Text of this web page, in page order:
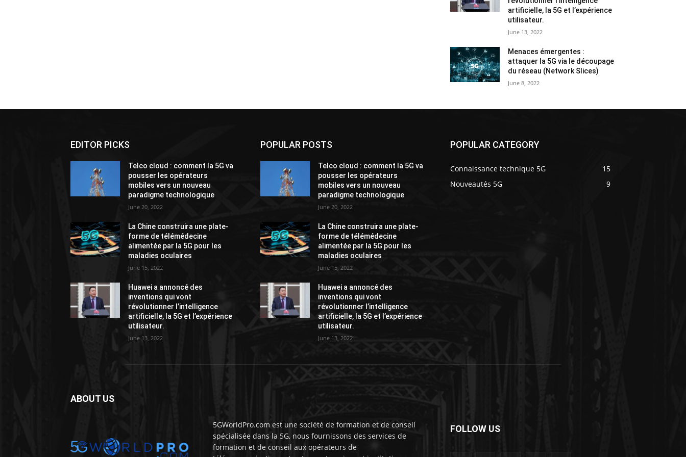
artificielle, la 5G et l’expérience
utilisateur.
June 13, 2022
Menaces émergentes :
attaquer la 5G via le découpage
du réseau (Network Slices)
June 8, 2022
EDITOR PICKS
Telco cloud : comment la 5G va
pousser les opérateurs
mobiles vers un nouveau
paradigme technologique
June 20, 2022
La Chine construira une plate-
forme de télémédecine
alimentée par la 5G pour les
maladies oculaires
June 15, 2022
Huawei a annoncé des
inventions qui vont
révolutionner l’intelligence
artificielle, la 5G et l’expérience
utilisateur.
June 13, 2022
POPULAR POSTS
Telco cloud : comment la 5G va
pousser les opérateurs
mobiles vers un nouveau
paradigme technologique
June 20, 2022
La Chine construira une plate-
forme de télémédecine
alimentée par la 5G pour les
maladies oculaires
June 15, 2022
Huawei a annoncé des
inventions qui vont
révolutionner l’intelligence
artificielle, la 5G et l’expérience
utilisateur.
June 13, 2022
POPULAR CATEGORY
Connaissance technique 5G
15
Nouveautés 5G
9
ABOUT US
5GWorldPro.com est une société de formation et de conseil
spécialisée dans la 5G, nous fournissons des services de
formation et de conseil aux opérateurs de
FOLLOW US